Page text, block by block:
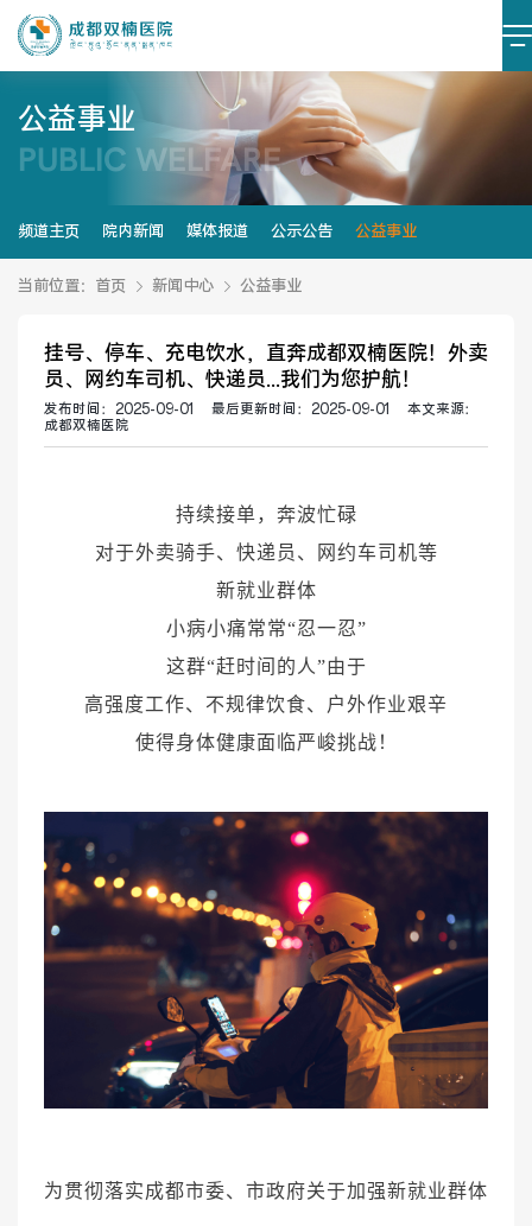
医院简介 医院文化
设施设备 环境照片
大事记
党建阵地 党建动态
非手术科室 其他科室
医技科室
专家坐诊 咨询挂号
门诊就诊指南 特色诊疗
医院布局 医保服务
意见建议 特殊人群服务
公益事业
PUBLIC WELFARE
频道主页 院内新闻 媒体报道 公示公告 公益事业
当前位置： 首页 新闻中心 公益事业
挂号、停车、充电饮水，直奔成都双楠医院！外卖
员、网约车司机、快递员...我们为您护航！
发布时间： 2025-09-01 最后更新时间： 2025-09-01
本文来源：
成都双楠医院
持续接单，奔波忙碌
对于外卖骑手、快递员、网约车司机等
新就业群体
小病小痛常常“忍一忍”
这群“赶时间的人”由于
高强度工作、不规律饮食、户外作业艰辛
使得身体健康面临严峻挑战！
为贯彻落实成都市委、市政府关于加强新就业群体